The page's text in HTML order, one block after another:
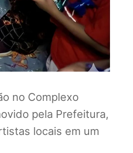
no Complexo
pela Prefeitura,
locais em um